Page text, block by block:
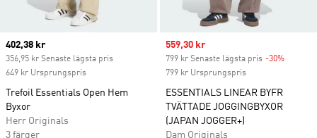
Current price
402,38 kr
356,95 kr Senaste lägsta pris
649 kr Ursprungspris
Trefoil Essentials Open Hem
Byxor
Herr Originals
3 färger
Sale price
559,30 kr
799 kr Senaste lägsta pris -30%
799 kr Ursprungspris
ESSENTIALS LINEAR BYFR
TVÄTTADE JOGGINGBYXOR
(JAPAN JOGGER+)
Dam Originals